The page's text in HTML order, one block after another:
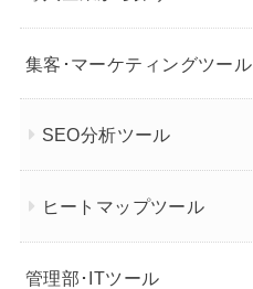
集客･マーケティングツール
SEO分析ツール
ヒートマップツール
管理部･ITツール